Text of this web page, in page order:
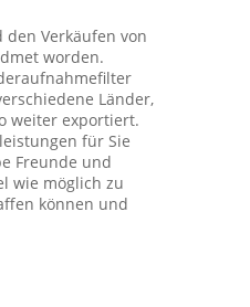
den Verkäufen von
worden.
Länder,
weiter exportiert.
für Sie
Freunde und
wie möglich zu
können und